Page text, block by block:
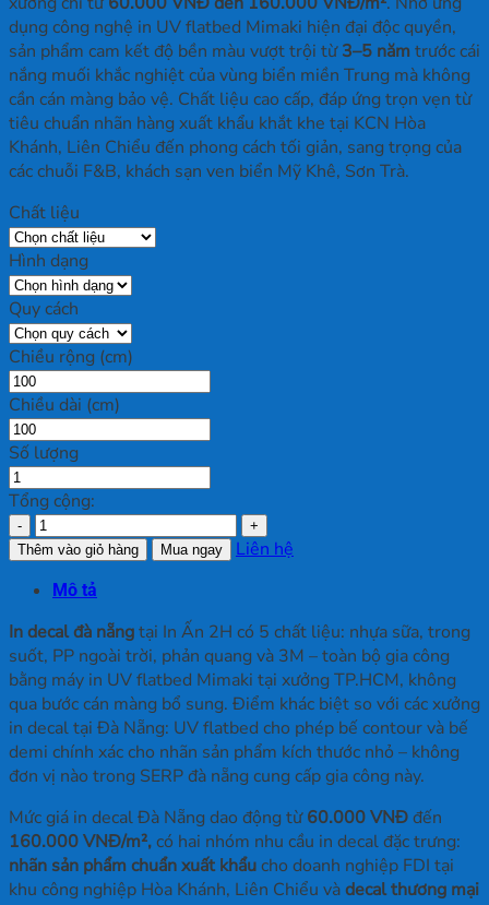
dụng công nghệ in UV flatbed Mimaki hiện đại độc quyền,
sản phẩm cam kết độ bền màu vượt trội từ3–5 năm trước cái
nắng muối khắc nghiệt của vùng biển miền Trung mà không
cần cán màng bảo vệ. Chất liệu cao cấp, đáp ứng trọn vẹn từ
tiêu chuẩn nhãn hàng xuất khẩu khắt khe tại KCN Hòa
Khánh, Liên Chiểu đến phong cách tối giản, sang trọng của
các chuỗi F&B, khách sạn ven biển Mỹ Khê, Sơn Trà.
Chất liệu
Hình dạng
Quy cách
Chiều rộng (cm)
Chiều dài (cm)
Số lượng
Tổng cộng:
In
Decal
Nẵng
số
lượng
Thêm vào giỏ hàng Mua ngay Liên hệ
Mô tả
In decal đà nẵngtại In Ấn 2H có 5 chất liệu: nhựa sữa, trong
suốt, PP ngoài trời, phản quang và 3M – toàn bộ gia công
bằng máy in UV flatbed Mimaki tại xưởng TP.HCM, không
qua bước cán màng bổ sung. Điểm khác biệt so với các xưởng
in decal tại Đà Nẵng: UV flatbed cho phép bế contour và bế
demi chính xác cho nhãn sản phẩm kích thước nhỏ – không
đơn vị nào trong SERP đà nẵng cung cấp gia công này.
Mức giá in decal Đà Nẵng dao động từ60.000 VNĐđến
160.000 VNĐ/m²,có hai nhóm nhu cầu in decal đặc trưng:
nhãn sản phẩm chuẩn xuất khẩucho doanh nghiệp FDI tại
khu công nghiệp Hòa Khánh, Liên Chiểu vàdecal thương mại